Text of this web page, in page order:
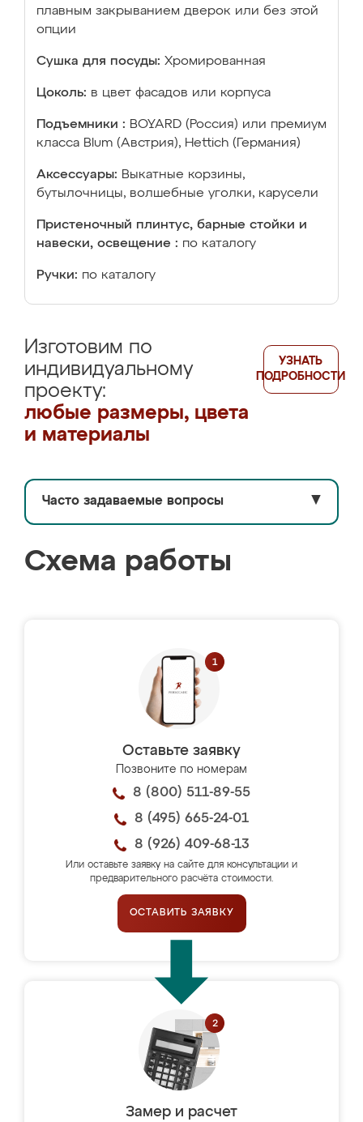
плавным закрыванием дверок или без этой
опции
Сушка для посуды: Хромированная
Цоколь: в цвет фасадов или корпуса
Подъемники : BOYARD (Россия) или премиум
класса Blum (Австрия), Hettich (Германия)
Аксессуары: Выкатные корзины,
бутылочницы, волшебные уголки, карусели
Пристеночный плинтус, барные стойки и
навески, освещение : по каталогу
Ручки: по каталогу
Изготовим по
индивидуальному
проекту:
любые размеры, цвета
и материалы
УЗНАТЬ
ПОДРОБНОСТИ
Часто задаваемые вопросы ▼
Схема работы
Оставьте заявку
Позвоните по номерам
8 (800) 511-89-55
8 (495) 665-24-01
8 (926) 409-68-13
Или оставьте заявку на сайте для консультации и
предварительного расчёта стоимости.
ОСТАВИТЬ ЗАЯВКУ
Замер и расчет